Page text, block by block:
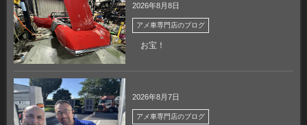
2026年8月8日
アメ車専門店のブログ
お宝！
2026年8月7日
アメ車専門店のブログ